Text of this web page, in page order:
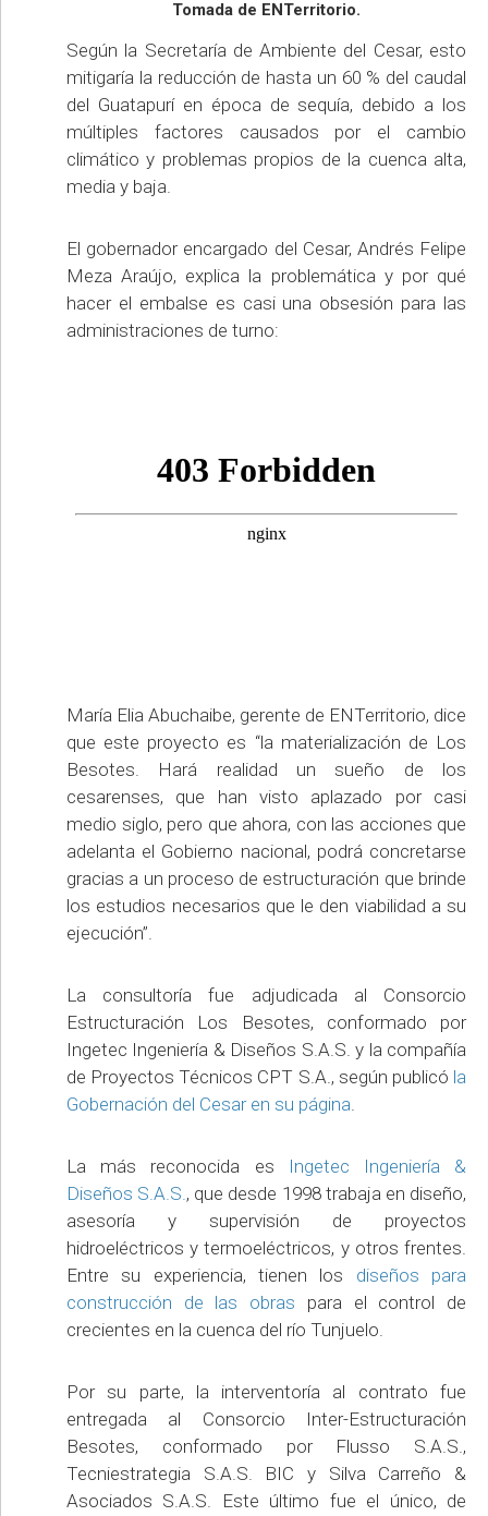
Tomada de ENTerritorio.
Según la Secretaría de Ambiente del Cesar, esto
mitigaría la reducción de hasta un 60 % del caudal
del Guatapurí en época de sequía, debido a los
múltiples factores causados por el cambio
climático y problemas propios de la cuenca alta,
media y baja.
El gobernador encargado del Cesar, Andrés Felipe
Meza Araújo, explica la problemática y por qué
hacer el embalse es casi una obsesión para las
administraciones de turno:
María Elia Abuchaibe, gerente de ENTerritorio, dice
que este proyecto es “la materialización de Los
Besotes. Hará realidad un sueño de los
cesarenses, que han visto aplazado por casi
medio siglo, pero que ahora, con las acciones que
adelanta el Gobierno nacional, podrá concretarse
gracias a un proceso de estructuración que brinde
los estudios necesarios que le den viabilidad a su
ejecución”.
La consultoría fue adjudicada al Consorcio
Estructuración Los Besotes, conformado por
Ingetec Ingeniería & Diseños S.A.S. y la compañía
de Proyectos Técnicos CPT S.A., según publicó la
Gobernación del Cesar en su página.
La más reconocida es
Ingetec Ingeniería &
Diseños S.A.S., que desde 1998 trabaja en diseño,
asesoría y supervisión de proyectos
hidroeléctricos y termoeléctricos, y otros frentes.
Entre su experiencia, tienen los diseños para
construcción de las obras para el control de
crecientes en la cuenca del río Tunjuelo.
Por su parte, la interventoría al contrato fue
entregada al Consorcio Inter-Estructuración
Besotes, conformado por Flusso S.A.S.,
Tecniestrategia S.A.S. BIC y Silva Carreño &
Asociados S.A.S. Este último fue el único, de